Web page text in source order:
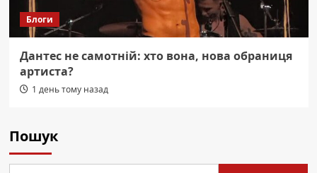
Блоги
Дантес не самотній: хто вона, нова обраниця
артиста?
1 день тому назад
Пошук